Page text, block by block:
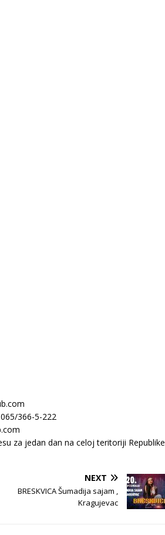
366-5-222
za jedan dan na celoj teritoriji Republike
NEXT
BRESKVICA Šumadija sajam ,
Kragujevac